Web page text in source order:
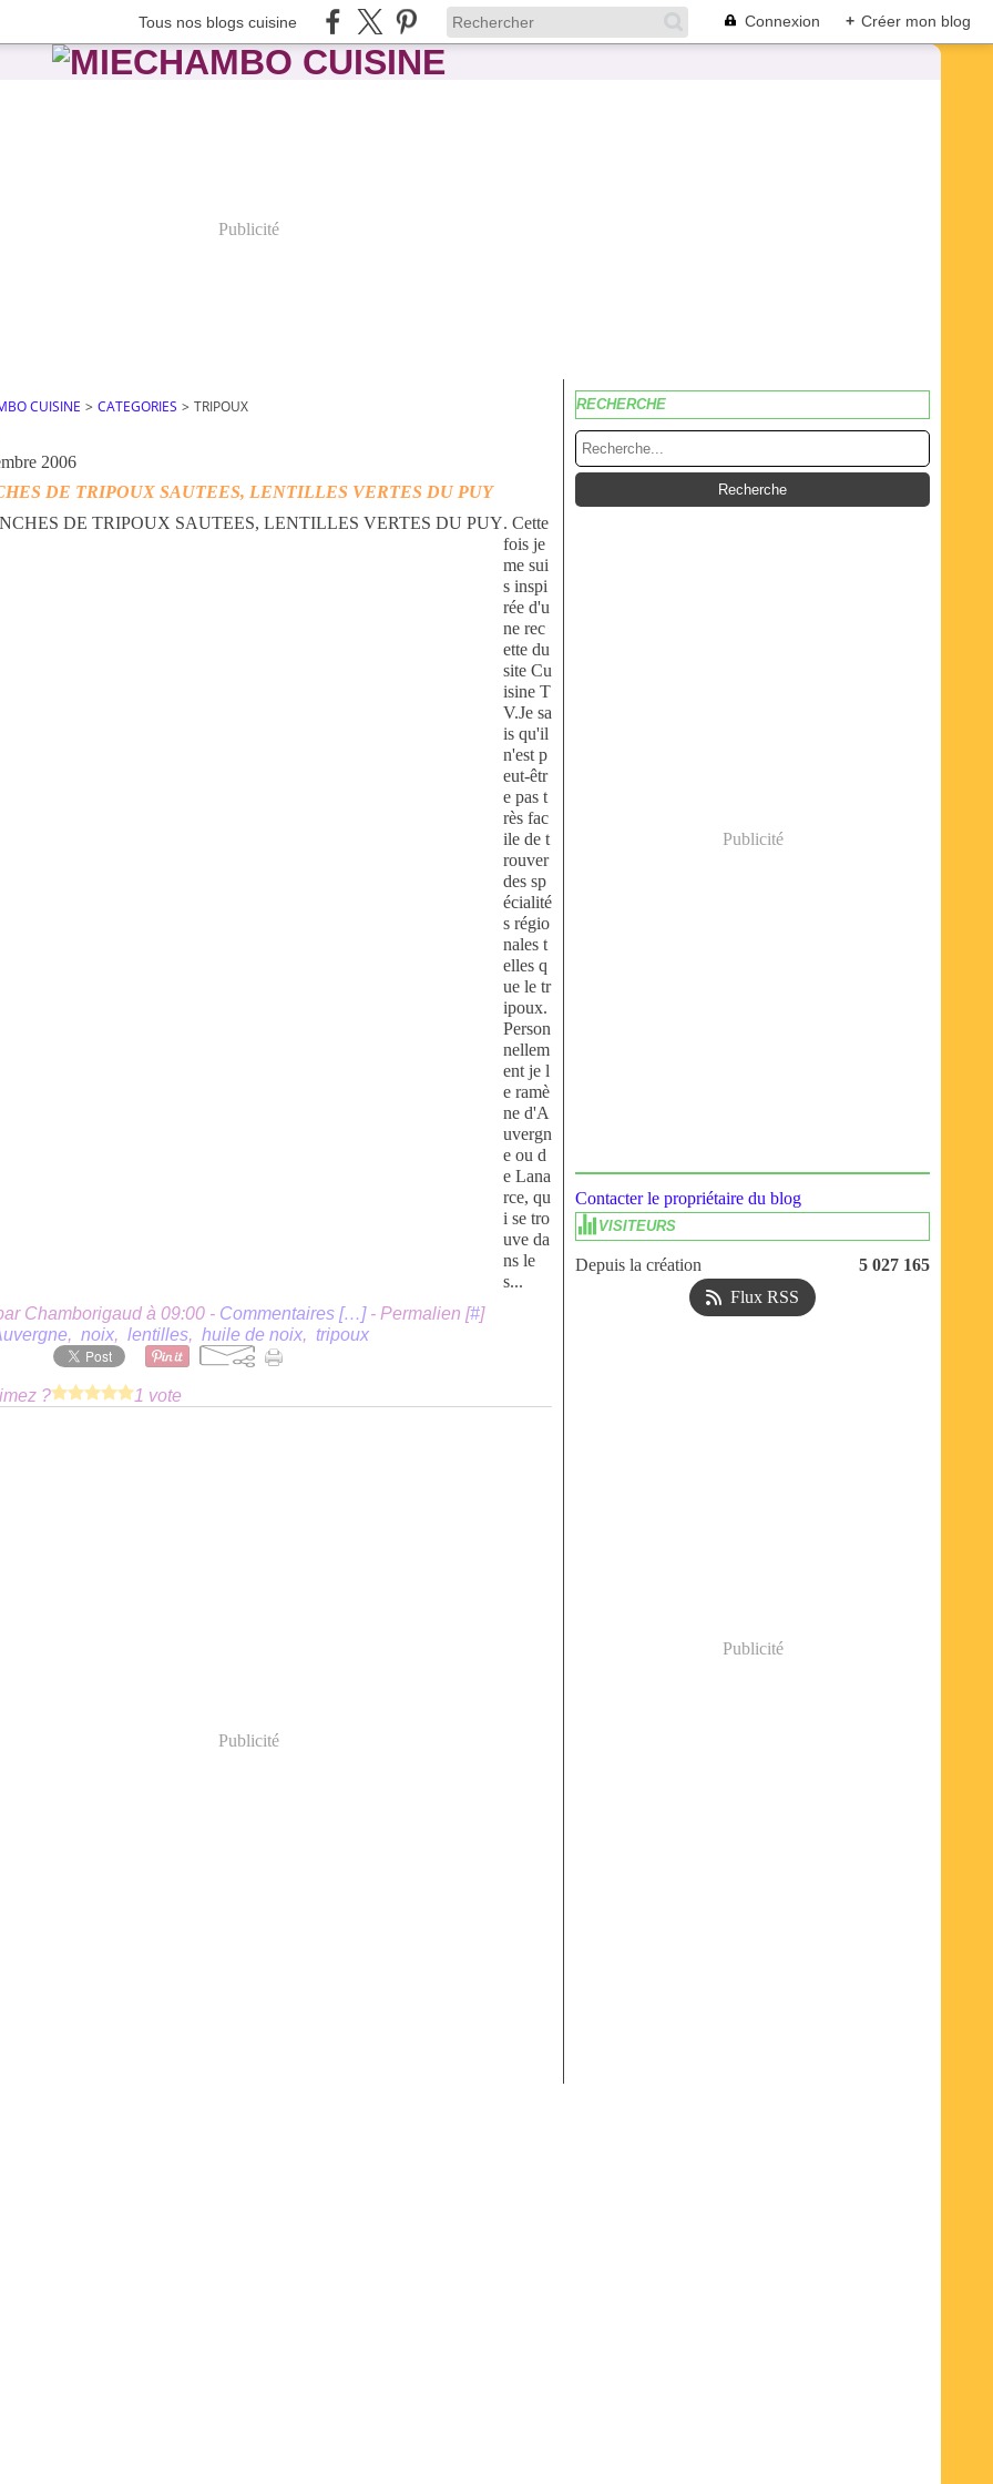
Tous nos blogs cuisine Connexion + Créer mon blog
Publicité
CUISINE > CATEGORIES > TRIPOUX
2006
DE TRIPOUX SAUTEES, LENTILLES VERTES DU PUY
. Cette
fois je
me sui
s inspi
rée d'u
ne rec
ette du
site Cu
isine T
V.Je sa
is qu'il
n'est p
eut-êtr
e pas t
rès fac
ile de t
rouver
des sp
écialité
s régio
nales t
elles q
ue le tr
ipoux.
Person
nellem
ent je l
e ramè
ne d'A
uvergn
e ou d
e Lana
rce, qu
i se tro
uve da
ns le
s...
Chamborigaud à 09:00 - Commentaires […]- Permalien [#]
, noix, lentilles, huile de noix, tripoux
? 1 vote
Publicité
RECHERCHE
Publicité
Contacter le propriétaire du blog
VISITEURS
Depuis la création
5 027 165
Flux RSS
Publicité